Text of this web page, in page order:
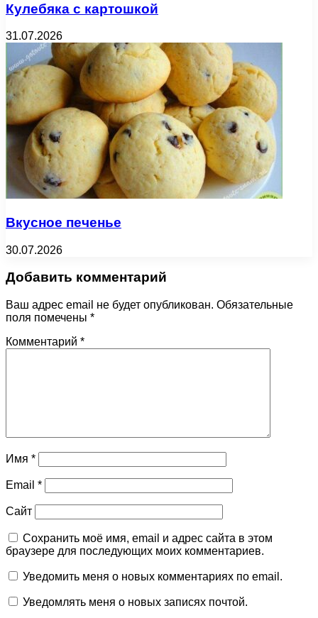
Кулебяка с картошкой
31.07.2026
Вкусное печенье
30.07.2026
Добавить комментарий
Ваш адрес email не будет опубликован. Обязательные
поля помечены *
Комментарий *
Имя *
Email *
Сайт
Сохранить моё имя, email и адрес сайта в этом
браузере для последующих моих комментариев.
Уведомить меня о новых комментариях по email.
Уведомлять меня о новых записях почтой.